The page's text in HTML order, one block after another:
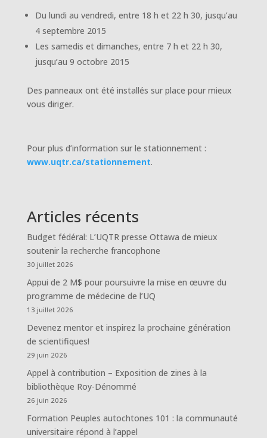
Du lundi au vendredi, entre 18 h et 22 h 30, jusqu’au
4 septembre 2015
Les samedis et dimanches, entre 7 h et 22 h 30,
jusqu’au 9 octobre 2015
Des panneaux ont été installés sur place pour mieux
vous diriger.
Pour plus d’information sur le stationnement :
www.uqtr.ca/stationnement.
Articles récents
Budget fédéral: L’UQTR presse Ottawa de mieux
soutenir la recherche francophone
30 juillet 2026
Appui de 2 M$ pour poursuivre la mise en œuvre du
programme de médecine de l’UQ
13 juillet 2026
Devenez mentor et inspirez la prochaine génération
de scientifiques!
29 juin 2026
Appel à contribution – Exposition de zines à la
bibliothèque Roy-Dénommé
26 juin 2026
Formation Peuples autochtones 101 : la communauté
universitaire répond à l’appel